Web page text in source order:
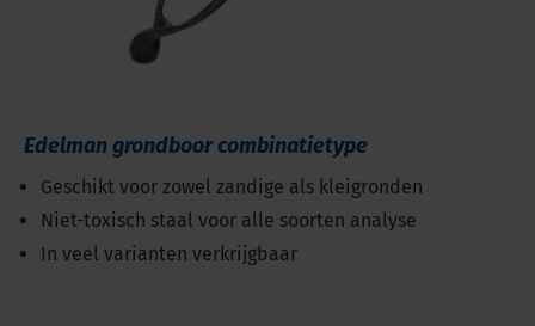
Edelman grondboor combinatietype
Geschikt voor zowel zandige als kleigronden
Niet-toxisch staal voor alle soorten analyse
In veel varianten verkrijgbaar